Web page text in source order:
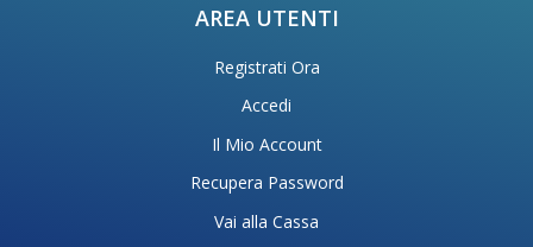
AREA UTENTI
Registrati Ora
Accedi
Il Mio Account
Recupera Password
Vai alla Cassa